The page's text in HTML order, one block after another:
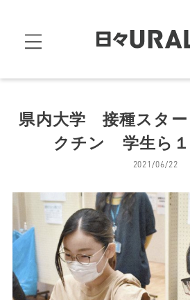
県内大学 接種スタ
クチン 学生ら１
2021/06/22